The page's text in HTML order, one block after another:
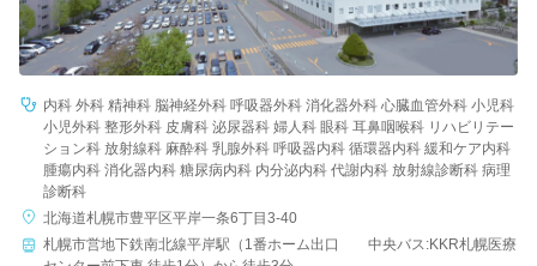
内科 外科 精神科 脳神経外科 呼吸器外科 消化器外科 心臓血管外科 小児科
小児外科 整形外科 皮膚科 泌尿器科 婦人科 眼科 耳鼻咽喉科 リハビリテー
ション科 放射線科 麻酔科 乳腺外科 呼吸器内科 循環器内科 緩和ケア内科
腫瘍内科 消化器内科 糖尿病内科 内分泌内科 代謝内科 放射線診断科 病理
診断科
北海道札幌市豊平区平岸一条6丁目3-40
札幌市営地下鉄南北線平岸駅（1番ホーム出口 中央バス:KKR札幌医療